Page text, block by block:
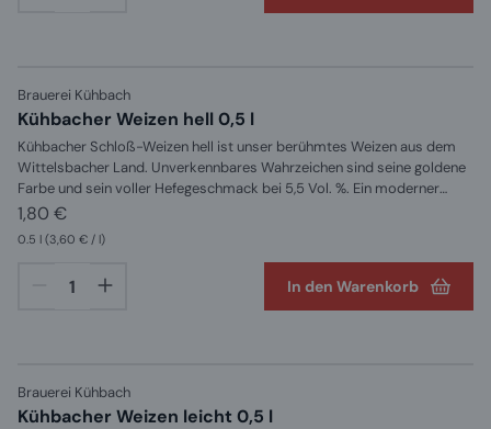
Brauerei Kühbach
Kühbacher Weizen hell 0,5 l
Kühbacher Schloß-Weizen hell ist unser berühmtes Weizen aus dem
Wittelsbacher Land. Unverkennbares Wahrzeichen sind seine goldene
Farbe und sein voller Hefegeschmack bei 5,5 Vol. %. Ein moderner
Klassiker!ZUTATEN: Wasser, Weizenmalz, Gerstenmalz, Hopfen und
1,80 €
0.5 l (3,60 € / l)
In den Warenkorb
Brauerei Kühbach
Kühbacher Weizen leicht 0,5 l